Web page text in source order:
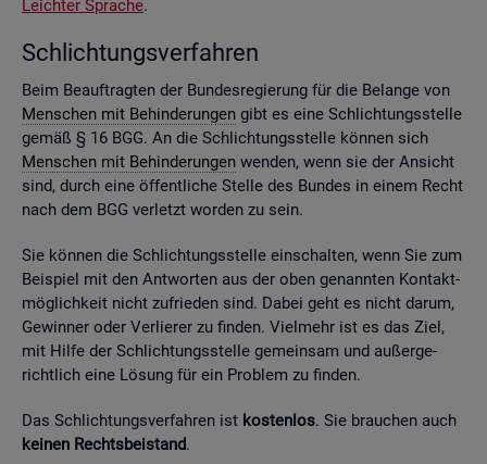
Leich­ter Spra­che.
Schlich­tungs­ver­fah­ren
Beim Be­auf­trag­ten der Bun­des­re­gie­rung für die Be­lan­ge von
Men­schen mit Be­hin­de­run­gen gibt es eine Schlich­tungs­stel­le
gemäß § 16 BGG. An die Schlich­tungs­stel­le kön­nen sich
Men­schen mit Be­hin­de­run­gen wen­den, wenn sie der An­sicht
sind, durch eine öf­fent­li­che Stel­le des Bun­des in einem Recht
nach dem BGG ver­letzt wor­den zu sein.
Sie kön­nen die Schlich­tungs­stel­le ein­schal­ten, wenn Sie zum
Bei­spiel mit den Ant­wor­ten aus der oben ge­nann­ten Kon­takt­
mög­lich­keit nicht zu­frie­den sind. Dabei geht es nicht darum,
Ge­win­ner oder Ver­lie­rer zu fin­den. Viel­mehr ist es das Ziel,
mit Hilfe der Schlich­tungs­stel­le ge­mein­sam und au­ßer­ge­
richt­lich eine Lö­sung für ein Pro­blem zu fin­den.
Das Schlich­tungs­ver­fah­ren ist kos­ten­los. Sie brau­chen auch
kei­nen Rechts­bei­stand.